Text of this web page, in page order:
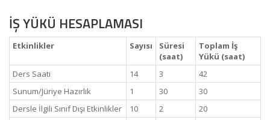
İŞ YÜKÜ HESAPLAMASI
Etkinlikler Sayısı
Süresi
(saat)
Toplam İş
Yükü (saat)
Ders Saati
14 3
42
Sunum/Jüriye Hazırlık
1 30
30
Dersle İlgili Sınıf Dışı Etkinlikler
10 2
20